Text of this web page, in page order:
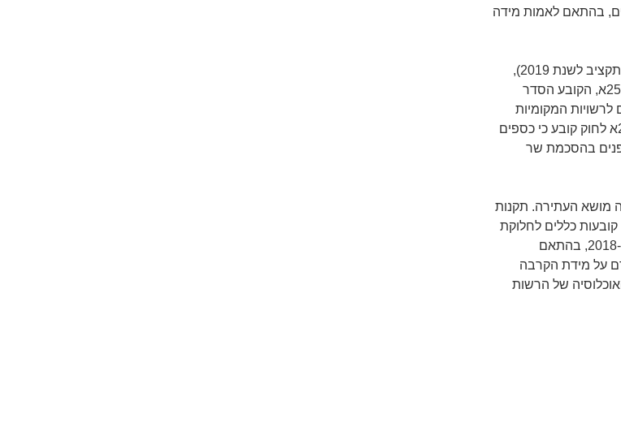
בהתאם לאמות מידה
בחוק ההתייעלות הכלכלית (תיקוני חקיקה להשגת יעדי התקציב לשנת 2019),
התשע"ח-2018 תוקן חוק ההתייעלות 2016 והוסף סעיף 25א, הקובע הסדר
המקומיות
הסמוכות לנמל התעופה בן גוריון (להלן: נתב"ג). סעיף 25א לחוק קובע כי כספים
בהסכמת שר
תקנות החלוקה מושא העתירה. תקנות
לשנים 2019-2018 בלבד, והן קובעות כללים לחלוקת
הכספים לרשויות המקומיות הסמוכות לנתב"ג לשנים 2018-19, בהתאם
בעיקרם על מידת הקרבה
של הרשות